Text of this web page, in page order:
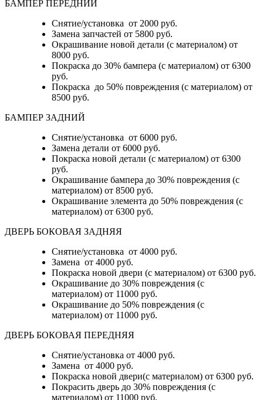
БАМПЕР ПЕРЕДНИЙ
Снятие/установка от 2000 руб.
Замена запчастей от 5800 руб.
Окрашивание новой детали (с материалом) от
8000 руб.
Покраска до 30% бампера (с материалом) от 6300
руб.
Покраска до 50% повреждения (с материалом) от
8500 руб.
БАМПЕР ЗАДНИЙ
Снятие/установка от 6000 руб.
Замена детали от 6000 руб.
Покраска новой детали (с материалом) от 6300
руб.
Окрашивание бампера до 30% повреждения (с
материалом) от 8500 руб.
Окрашивание элемента до 50% повреждения (с
материалом) от 6300 руб.
ДВЕРЬ БОКОВАЯ ЗАДНЯЯ
Снятие/установка от 4000 руб.
Замена от 4000 руб.
Покраска новой двери (с материалом) от 6300 руб.
Окрашивание до 30% повреждения (с
материалом) от 11000 руб.
Окрашивание до 50% повреждения (с
материалом) от 11000 руб.
ДВЕРЬ БОКОВАЯ ПЕРЕДНЯЯ
Снятие/установка от 4000 руб.
Замена от 4000 руб.
Покраска новой двери(с материалом) от 6300 руб.
Покрасить дверь до 30% повреждения (с
материалом) от 11000 руб.